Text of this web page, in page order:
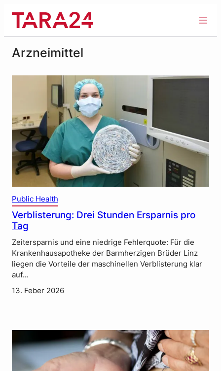
springen
Arzneimittel
Public Health
Verblisterung: Drei Stunden Ersparnis pro
Tag
Zeitersparnis und eine niedrige Fehlerquote: Für die
Krankenhausapotheke der Barmherzigen Brüder Linz
liegen die Vorteile der maschinellen Verblisterung klar
auf…
13. Feber 2026